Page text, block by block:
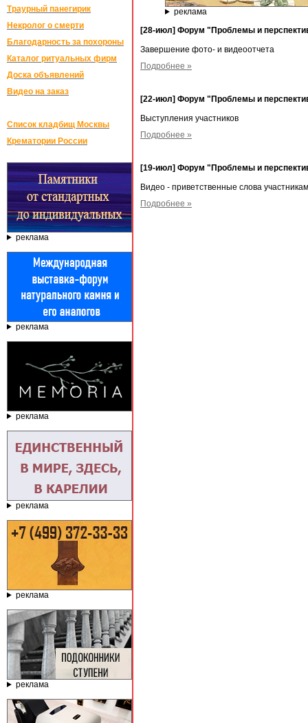
Траурный панегирик
Некролог о смерти
Благодарность за похороны
Каталог ритуальных фирм
Доска объявлений
Видео на заказ
Список кладбищ Москвы
Крематории России
реклама
реклама
реклама
реклама
реклама
реклама
реклама
[28-июл] Форум "Проблемы и
Завершение фото- и видеоотчета
Подробнее »
[22-июл] Форум "Проблемы и
Выступления участников
Подробнее »
[19-июл] Форум "Проблемы и
Видео - приветственные слова
Подробнее »